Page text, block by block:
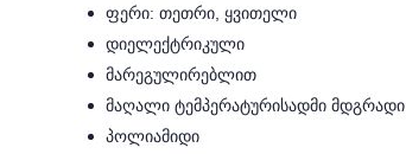
ფერი: თეთრი, ყვითელი
დიელექტრიკული
მარეგულირებლით
მაღალი ტემპერატურისადმი მდგრადი
პოლიამიდი